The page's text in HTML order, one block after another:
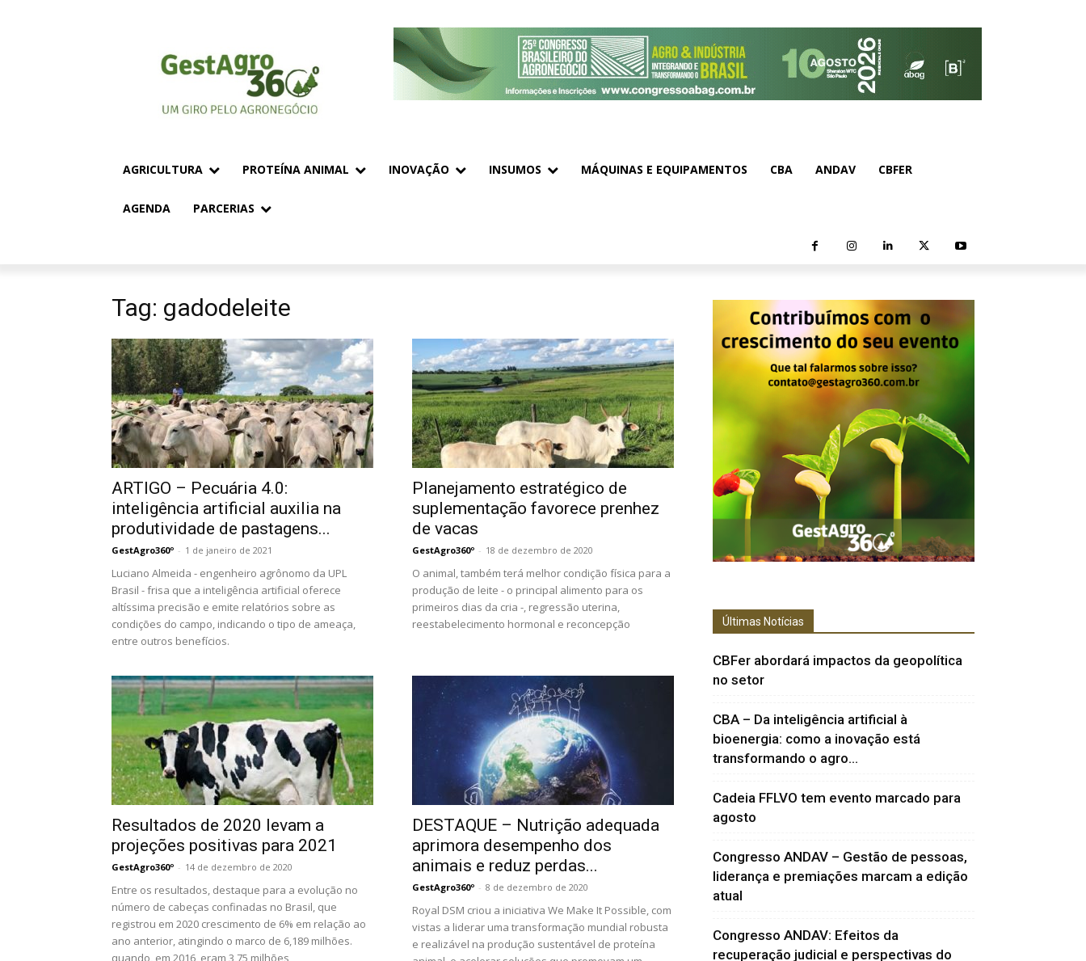
AGRICULTURA PROTEÍNA ANIMAL INOVAÇÃO INSUMOS MÁQUINAS E EQUIPAMENTOS CBA ANDAV CBFER
AGENDA PARCERIAS
Tag: gadodeleite
ARTIGO – Pecuária 4.0:
inteligência artificial auxilia na
produtividade de pastagens...
GestAgro360º - 1 de janeiro de 2021
Luciano Almeida - engenheiro agrônomo da UPL
Brasil - frisa que a inteligência artificial oferece
altíssima precisão e emite relatórios sobre as
condições do campo, indicando o tipo de ameaça,
entre outros benefícios.
Planejamento estratégico de
suplementação favorece prenhez
de vacas
GestAgro360º - 18 de dezembro de 2020
O animal, também terá melhor condição física para a
produção de leite - o principal alimento para os
primeiros dias da cria -, regressão uterina,
reestabelecimento hormonal e reconcepção
Resultados de 2020 levam a
projeções positivas para 2021
GestAgro360º - 14 de dezembro de 2020
Entre os resultados, destaque para a evolução no
número de cabeças confinadas no Brasil, que
registrou em 2020 crescimento de 6% em relação ao
ano anterior, atingindo o marco de 6,189 milhões.
quando, em 2016, eram 3,75 milhões
DESTAQUE – Nutrição adequada
aprimora desempenho dos
animais e reduz perdas...
GestAgro360º - 8 de dezembro de 2020
Royal DSM criou a iniciativa We Make It Possible, com
vistas a liderar uma transformação mundial robusta
e realizável na produção sustentável de proteína
Últimas Notícias
CBFer abordará impactos da geopolítica
no setor
CBA – Da inteligência artificial à
bioenergia: como a inovação está
transformando o agro...
Cadeia FFLVO tem evento marcado para
agosto
Congresso ANDAV – Gestão de pessoas,
liderança e premiações marcam a edição
atual
Congresso ANDAV: Efeitos da
recuperação judicial e perspectivas do